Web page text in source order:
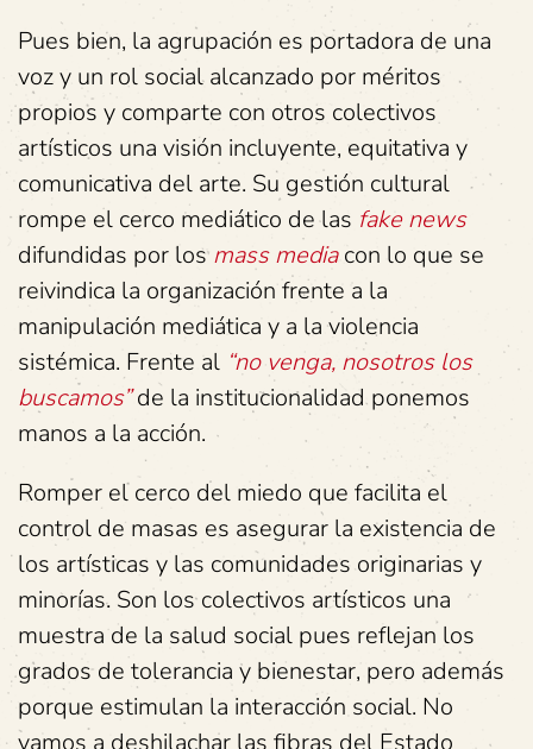
Pues bien, la agrupación es portadora de una
voz y un rol social alcanzado por méritos
propios y comparte con otros colectivos
artísticos una visión incluyente, equitativa y
comunicativa del arte. Su gestión cultural
rompe el cerco mediático de las fake news
difundidas por losmass mediacon lo que se
reivindica la organización frente a la
manipulación mediática y a la violencia
sistémica. Frente al “no venga, nosotros los
buscamos”de la institucionalidad ponemos
manos a la acción.
Romper el cerco del miedo que facilita el
control de masas es asegurar la existencia de
los artísticas y las comunidades originarias y
minorías. Son los colectivos artísticos una
muestra de la salud social pues reflejan los
grados de tolerancia y bienestar, pero además
porque estimulan la interacción social. No